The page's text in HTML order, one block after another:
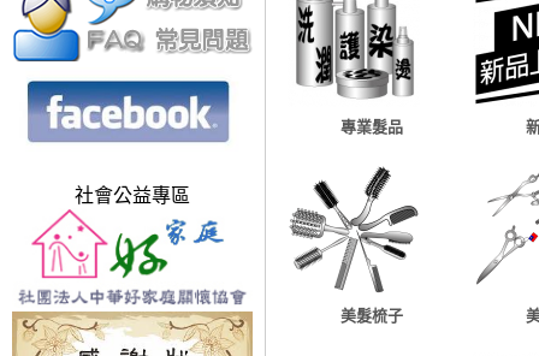
社會公益專區
專業髮品
美髮梳子